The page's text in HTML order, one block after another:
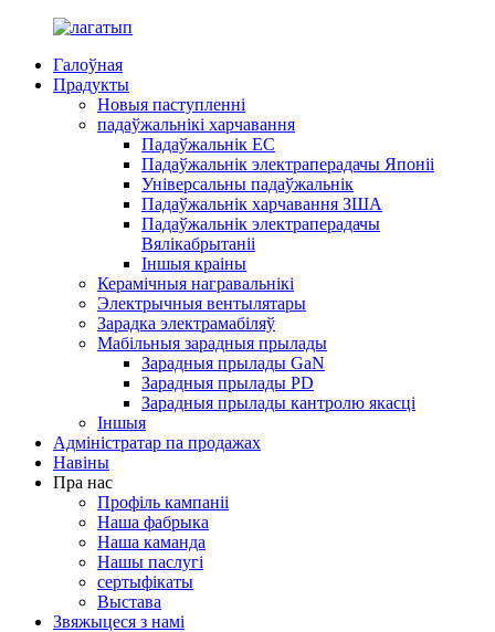
Галоўная
Прадукты
Новыя паступленні
падаўжальнікі харчавання
Падаўжальнік ЕС
Падаўжальнік электраперадачы Японіі
Універсальны падаўжальнік
Падаўжальнік харчавання ЗША
Падаўжальнік электраперадачы
Вялікабрытаніі
Іншыя краіны
Керамічныя награвальнікі
Электрычныя вентылятары
Зарадка электрамабіляў
Мабільныя зарадныя прылады
Зарадныя прылады GaN
Зарадныя прылады PD
Зарадныя прылады кантролю якасці
Іншыя
Адміністратар па продажах
Навіны
Пра нас
Профіль кампаніі
Наша фабрыка
Наша каманда
Нашы паслугі
сертыфікаты
Выстава
Звяжыцеся з намі